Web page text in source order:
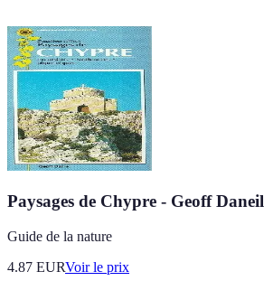
Paysages de Chypre - Geoff Daneil
Guide de la nature
4.87 EURVoir le prix